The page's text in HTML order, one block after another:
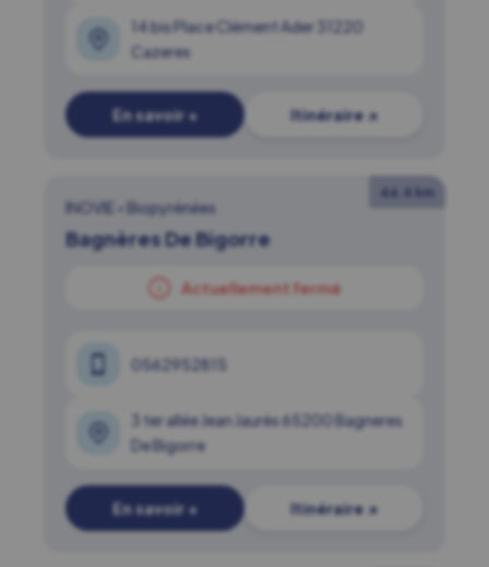
14 bis Place Clément Ader 31220
Cazeres
En savoir + Itinéraire ↗
46.4 km
INOVIE • Biopyrénées
Bagnères De Bigorre
Actuellement fermé
0562952815
3 ter allée Jean Jaurès 65200 Bagneres
De Bigorre
En savoir + Itinéraire ↗